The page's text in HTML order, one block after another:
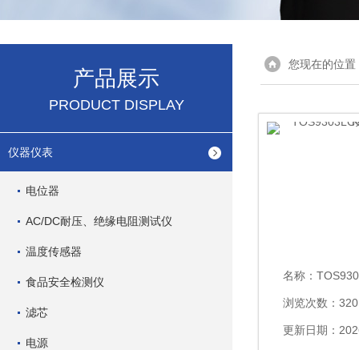
产品展示
PRODUCT DISPLAY
仪器仪表
电位器
AC/DC耐压、绝缘电阻测试仪
温度传感器
食品安全检测仪
滤芯
电源
您现在的位置
名称： TOS9303LC
浏览次数：320
更新日期：